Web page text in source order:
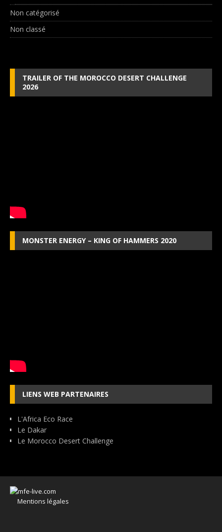
Non catégorisé
Non classé
TRAILER OF THE MOROCCO DESERT CHALLENGE
2026
MONSTER ENERGY – KING OF HAMMERS 2020
LIENS WEB PARTENAIRES
L'Africa Eco Race
Le Dakar
Le Morocco Desert Challenge
Mentions légales